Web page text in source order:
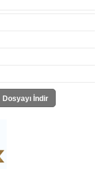
Dosyayı İndir